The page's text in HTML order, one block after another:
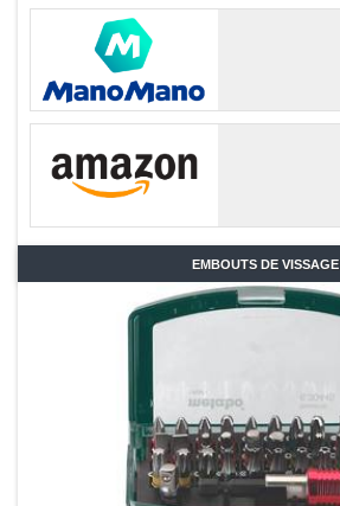
EMBOUTS DE VISSAGE